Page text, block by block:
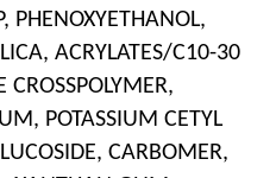
PHENOXYETHANOL,
ACRYLATES/C10-30
CROSSPOLYMER,
POTASSIUM CETYL
CARBOMER,